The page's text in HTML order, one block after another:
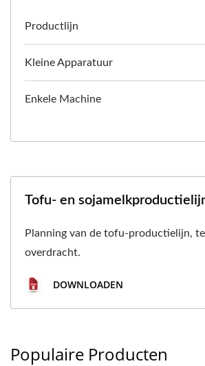
Productlijn
Kleine Apparatuur
Enkele Machine
Tofu- en
Planning van de tofu-productielijn,
overdracht.
DOWNLOADEN
Populaire Producten